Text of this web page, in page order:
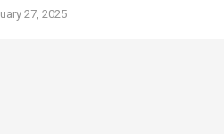
27, 2025